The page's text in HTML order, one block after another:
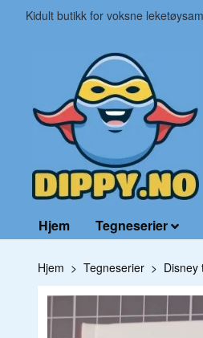
Kidult butikk for voksne
Hjem Tegneserier
Hjem Tegneserier Disney